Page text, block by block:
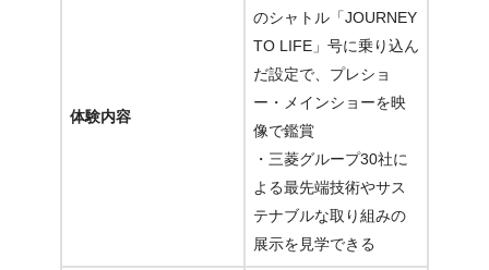
体験内容
のシャトル「JOURNEY
TO LIFE」号に乗り込ん
だ設定で、プレショ
ー・メインショーを映
像で鑑賞
・三菱グループ30社に
よる最先端技術やサス
テナブルな取り組みの
展示を見学できる